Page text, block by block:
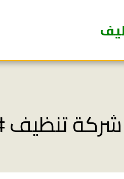
شركة تنظيف